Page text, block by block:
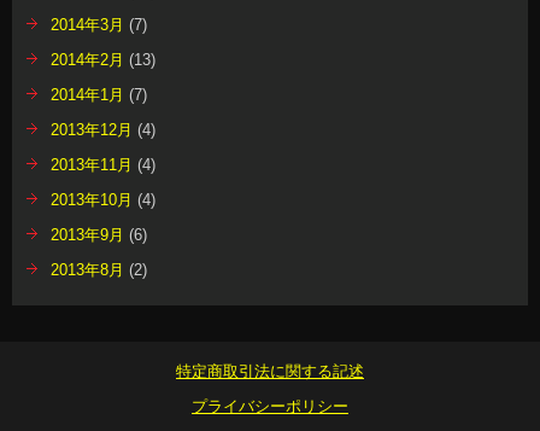
2014年3月 (7)
2014年2月 (13)
2014年1月 (7)
2013年12月 (4)
2013年11月 (4)
2013年10月 (4)
2013年9月 (6)
2013年8月 (2)
特定商取引法に関する記述
プライバシーポリシー